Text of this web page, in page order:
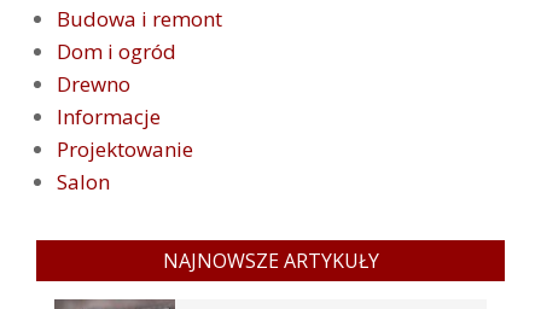
Budowa i remont
Dom i ogród
Drewno
Informacje
Projektowanie
Salon
NAJNOWSZE ARTYKUŁY